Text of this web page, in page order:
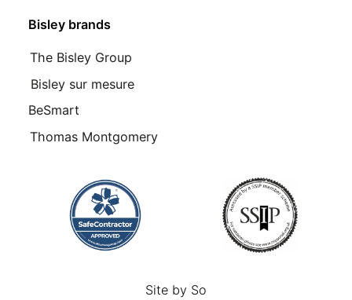
Bisley brands
The Bisley Group
Bisley sur mesure
BeSmart
Thomas Montgomery
Site by So